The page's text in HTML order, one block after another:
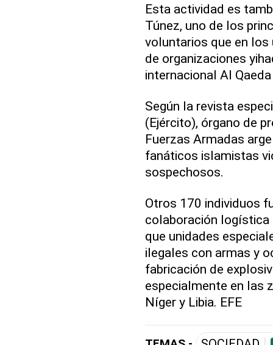
Esta actividad es
Túnez, uno de los
voluntarios que en
de organizaciones
internacional Al
Según la revista
(Ejército), órgano de
Fuerzas Armadas
fanáticos islamistas
sospechosos.
Otros 170 individuos
colaboración logística
que unidades
ilegales con armas y
fabricación de
especialmente en las
Níger y Libia. EFE